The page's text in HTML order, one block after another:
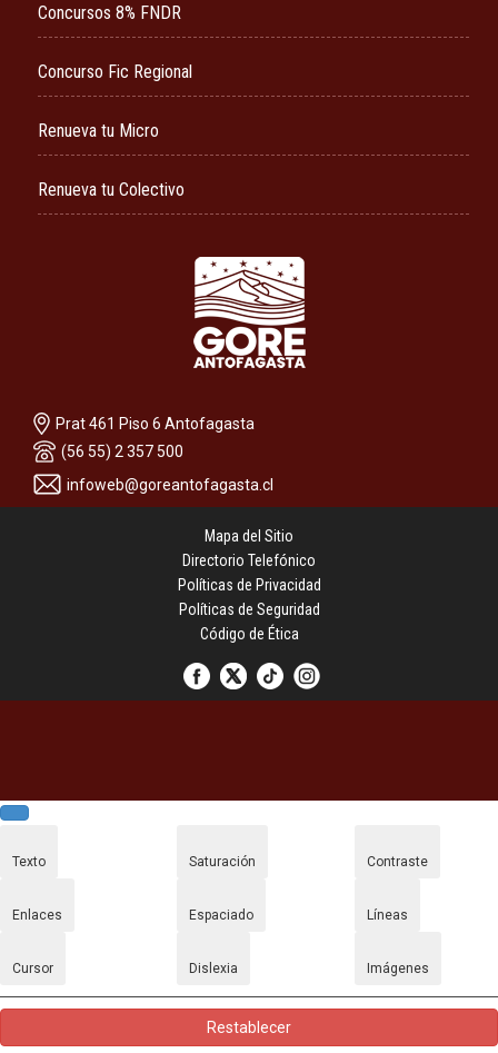
Concursos 8% FNDR
Concurso Fic Regional
Renueva tu Micro
Renueva tu Colectivo
Prat 461 Piso 6 Antofagasta
(56 55) 2 357 500
infoweb@goreantofagasta.cl
Mapa del Sitio
Directorio Telefónico
Políticas de Privacidad
Políticas de Seguridad
Código de Ética
Texto Saturación Contraste
Enlaces Espaciado Líneas
Cursor Dislexia Imágenes
Restablecer